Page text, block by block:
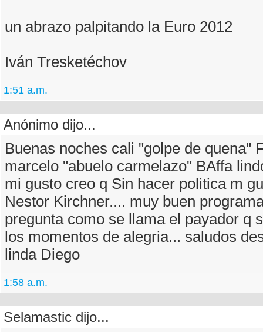
un abrazo palpitando la Euro 2012
Iván Tresketéchov
1:51 a.m.
Anónimo dijo...
Buenas noches cali "golpe de quena"
marcelo "abuelo carmelazo" BAffa
mi gusto creo q Sin hacer politica m
Nestor Kirchner.... muy buen
pregunta como se llama el payador q
los momentos de alegria... saludos
linda Diego
1:58 a.m.
Selamastic dijo...